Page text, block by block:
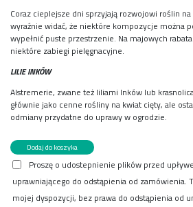
Coraz cieplejsze dni sprzyjają rozwojowi roślin
wyraźnie widać, że niektóre kompozycje można
wypełnić puste przestrzenie. Na majowych
niektóre zabiegi pielęgnacyjne.
LILIE INKÓW
Alstremerie, zwane też liliami Inków lub
głównie jako cenne rośliny na kwiat cięty, ale
odmiany przydatne do uprawy w ogrodzie.
ilość
Mój
Ogródek
5/2024
e-
Dodaj do koszyka
Proszę o udostepnienie plików przed
uprawniającego do odstąpienia od zamówienia.
mojej dyspozycji, bez prawa do odstąpienia od